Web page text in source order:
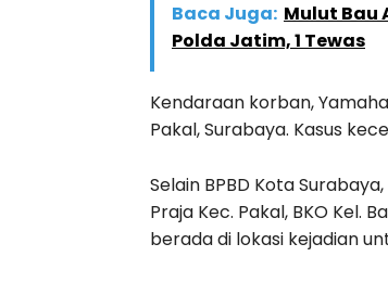
Baca Juga: Mulut Bau
Polda Jatim, 1 Tewas
Kendaraan korban,
Pakal, Surabaya. Kasus
Selain BPBD Kota
Praja Kec. Pakal, BKO Kel.
berada di lokasi kejadian